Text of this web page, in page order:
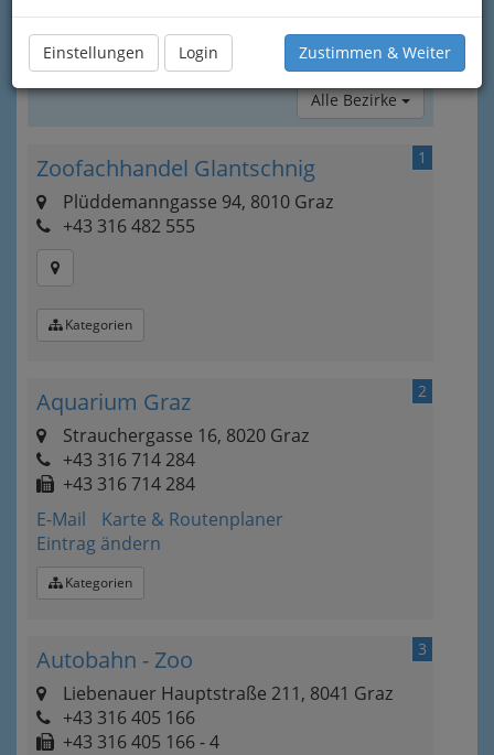
Einstellungen Login Zustimmen & Weiter
Bezirksauswahl
Alle Bezirke
1
Zoofachhandel Glantschnig
Plüddemanngasse 94, 8010 Graz
+43 316 482 555
Kategorien
2
Aquarium Graz
Strauchergasse 16, 8020 Graz
+43 316 714 284
+43 316 714 284
E-Mail
Karte & Routenplaner
Eintrag ändern
Kategorien
3
Autobahn - Zoo
Liebenauer Hauptstraße 211, 8041 Graz
+43 316 405 166
+43 316 405 166 - 4